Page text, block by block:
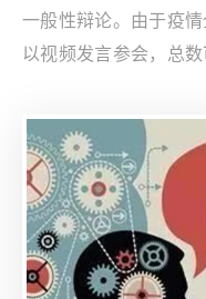
一般性辩论。由于疫
以视频发言参会，总
护全球安全、促进全
安全研究中心高级研
《South China
观察者网。CISS公众